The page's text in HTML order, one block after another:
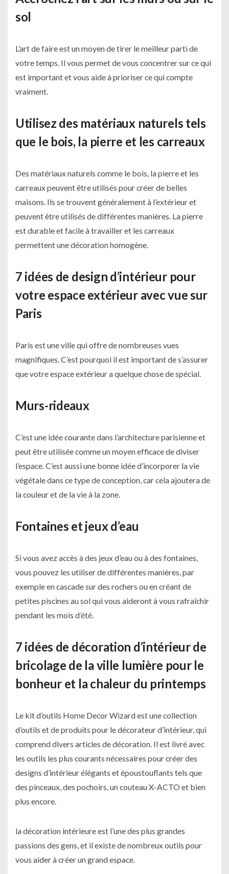
sol
L’art de faire est un moyen de tirer le meilleur parti de
votre temps. Il vous permet de vous concentrer sur ce qui
est important et vous aide à prioriser ce qui compte
vraiment.
Utilisez des matériaux naturels tels
que le bois, la pierre et les carreaux
Des matériaux naturels comme le bois, la pierre et les
carreaux peuvent être utilisés pour créer de belles
maisons. Ils se trouvent généralement à l’extérieur et
peuvent être utilisés de différentes manières. La pierre
est durable et facile à travailler et les carreaux
permettent une décoration homogène.
7 idées de design d’intérieur pour
votre espace extérieur avec vue sur
Paris
Paris est une ville qui offre de nombreuses vues
magnifiques. C’est pourquoi il est important de s’assurer
que votre espace extérieur a quelque chose de spécial.
Murs-rideaux
C’est une idée courante dans l’architecture parisienne et
peut être utilisée comme un moyen efficace de diviser
l’espace. C’est aussi une bonne idée d’incorporer la vie
végétale dans ce type de conception, car cela ajoutera de
la couleur et de la vie à la zone.
Fontaines et jeux d’eau
Si vous avez accès à des jeux d’eau ou à des fontaines,
vous pouvez les utiliser de différentes manières, par
exemple en cascade sur des rochers ou en créant de
petites piscines au sol qui vous aideront à vous rafraîchir
pendant les mois d’été.
7 idées de décoration d’intérieur de
bricolage de la ville lumière pour le
bonheur et la chaleur du printemps
Le kit d’outils Home Decor Wizard est une collection
d’outils et de produits pour le décorateur d’intérieur, qui
comprend divers articles de décoration. Il est livré avec
les outils les plus courants nécessaires pour créer des
designs d’intérieur élégants et époustouflants tels que
des pinceaux, des pochoirs, un couteau X-ACTO et bien
plus encore.
la décoration intérieure est l’une des plus grandes
passions des gens, et il existe de nombreux outils pour
vous aider à créer un grand espace.